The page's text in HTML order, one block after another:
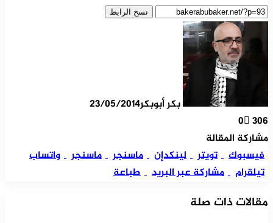
نسخ الرابط
بكر أبوبكر23/05/2014
0 306
مشاركة المقالة
فيسبوك
تويتر لينكدإن ماسنجر ماسنجر
واتساب
تيلقرام
مشاركة عبر البريد طباعة
مقالات ذات صلة